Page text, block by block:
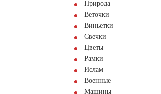
Природа
Веточки
Виньетки
Свечки
Цветы
Рамки
Ислам
Военные
Машины